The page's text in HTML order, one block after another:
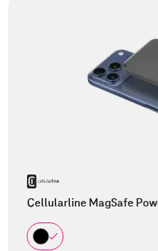
Cellularline MagSafe